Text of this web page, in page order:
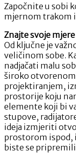
Započnite u sobi
mjernom trakom
Znajte svoje mjere
Od ključne je
veličinom sobe.
nadjačati malu
široko
projektiranjem,
prostorije koju
elemente koji bi
stupove,
ideja izmjeriti
prostorom ispod,
biste se